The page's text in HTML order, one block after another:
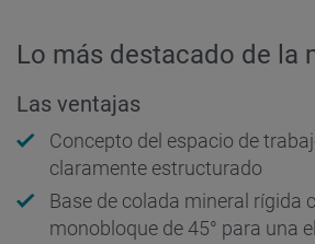
Lo más destacado de la
Las ventajas
Concepto del espacio de
claramente estructurado
Base de colada mineral rígida
monobloque de 45° para una